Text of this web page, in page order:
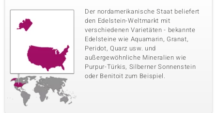
Der nordamerikanische Staat beliefert
den Edelstein-Weltmarkt mit
verschiedenen Varietäten - bekannte
Edelsteine wie Aquamarin, Granat,
Peridot, Quarz usw. und
außergewöhnliche Mineralien wie
Purpur-Türkis, Silberner Sonnenstein
oder Benitoit zum Beispiel.